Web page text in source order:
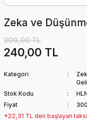
Zeka ve
300,00 TL
240,00 TL
Kategori
Stok Kodu
Fiyat
*22,31 TL den başlayan